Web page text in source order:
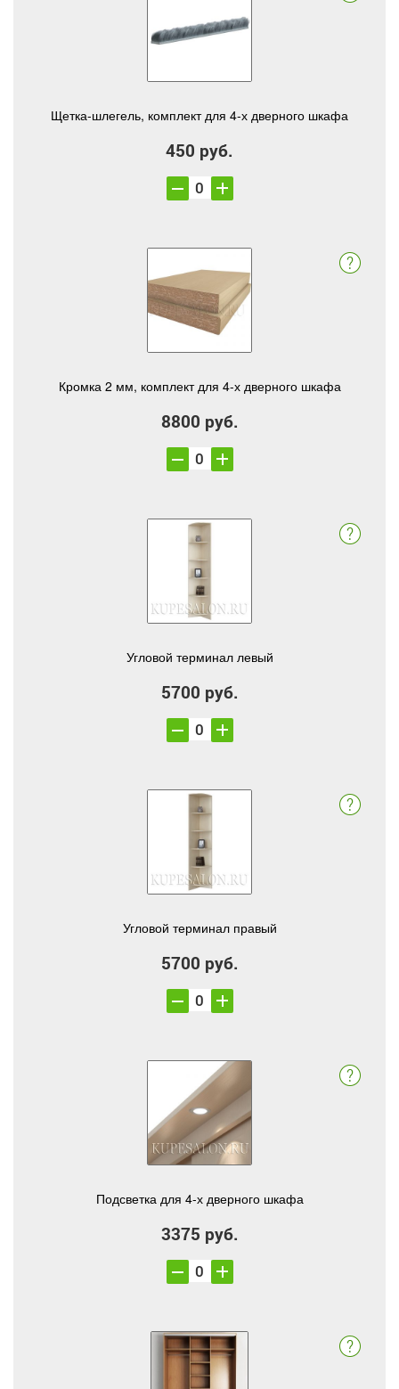
Щетка-шлегель, комплект для 4-х дверного шкафа
450 руб.
Кромка 2 мм, комплект для 4-х дверного шкафа
8800 руб.
Угловой терминал левый
5700 руб.
Угловой терминал правый
5700 руб.
Подсветка для 4-х дверного шкафа
3375 руб.